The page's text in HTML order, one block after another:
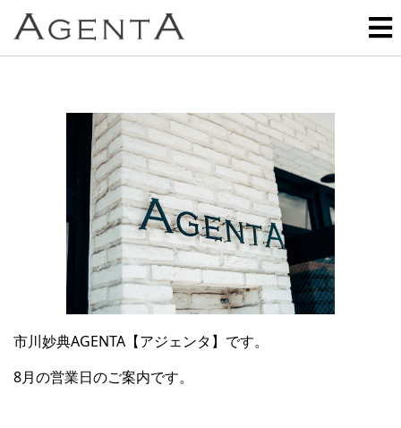
市川妙典AGENTA 【アジェンタ】です。
8月の営業日のご案内です。